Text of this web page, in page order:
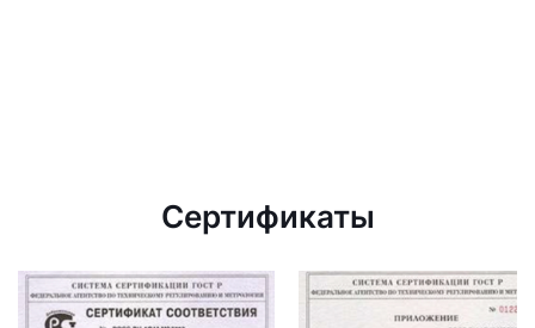
Сертификаты